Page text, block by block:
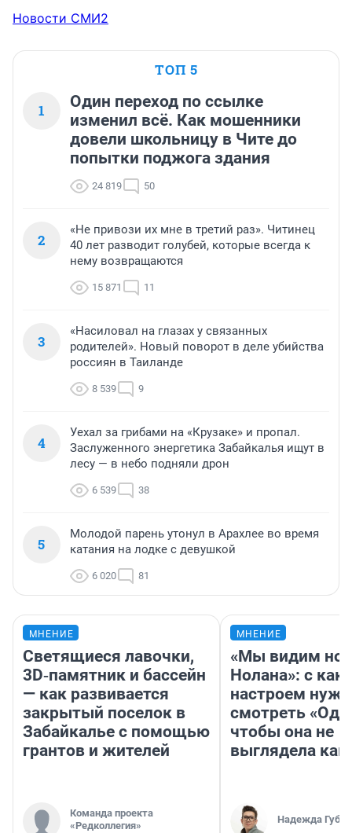
Новости СМИ2
ТОП 5
1
Один переход по ссылке
изменил всё. Как мошенники
довели школьницу в Чите до
попытки поджога здания
24 819 50
2
«Не привози их мне в третий раз». Читинец
40 лет разводит голубей, которые всегда к
нему возвращаются
15 871 11
3
«Насиловал на глазах у связанных
родителей». Новый поворот в деле убийства
россиян в Таиланде
8 539 9
4
Уехал за грибами на «Крузаке» и пропал.
Заслуженного энергетика Забайкалья ищут в
лесу — в небо подняли дрон
6 539 38
5
Молодой парень утонул в Арахлее во время
катания на лодке с девушкой
6 020 81
МНЕНИЕ
Светящиеся лавочки,
3D‑памятник и бассейн
— как развивается
закрытый поселок в
Забайкалье с помощью
грантов и жителей
Команда проекта
«Редколлегия»
МНЕНИЕ
«Мы видим
Нолана»: с
настроем
смотреть
чтобы она не
выглядела как
Надежда